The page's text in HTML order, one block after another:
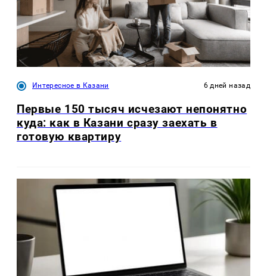
Интересное в Казани 6 дней назад
Первые 150 тысяч исчезают непонятно
куда: как в Казани сразу заехать в
готовую квартиру